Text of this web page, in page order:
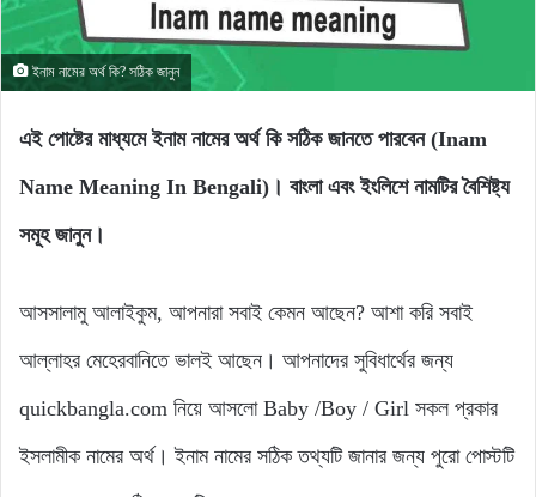
ইনাম নামের অর্থ কি? সঠিক জানুন
এই পোষ্টের মাধ্যমে ইনাম নামের অর্থ কি সঠিক জানতে পারবেন (Inam
Name Meaning In Bengali)। বাংলা এবং ইংলিশে নামটির বৈশিষ্ট্য
সমূহ জানুন।
আসসালামু আলাইকুম, আপনারা সবাই কেমন আছেন? আশা করি সবাই
আল্লাহর মেহেরবানিতে ভালই আছেন। আপনাদের সুবিধার্থের জন্য
quickbangla.com নিয়ে আসলো Baby /Boy / Girl সকল প্রকার
ইসলামীক নামের অর্থ। ইনাম নামের সঠিক তথ্যটি জানার জন্য পুরো পোস্টটি